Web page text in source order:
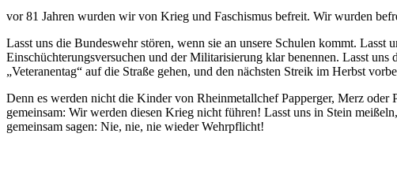
vor 81 Jahren wurden wir von Krieg und Faschismus befreit. Wir wurden
Lasst uns die Bundeswehr stören, wenn sie an unsere Schulen kommt.
Einschüchterungsversuchen und der Militarisierung klar benennen. Lasst
„Veteranentag“ auf die Straße gehen, und den nächsten Streik im Herbst
Denn es werden nicht die Kinder von Rheinmetallchef Papperger, Merz oder
gemeinsam: Wir werden diesen Krieg nicht führen! Lasst uns in Stein
gemeinsam sagen: Nie, nie, nie wieder Wehrpflicht!